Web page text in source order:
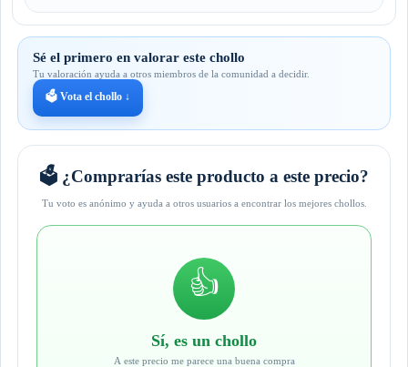
Sé el primero en valorar este chollo
Tu valoración ayuda a otros miembros de la comunidad a decidir.
🗳️ Vota el chollo ↓
🗳️ ¿Comprarías este producto a este precio?
Tu voto es anónimo y ayuda a otros usuarios a encontrar los mejores chollos.
👍
Sí, es un chollo
A este precio me parece una buena compra